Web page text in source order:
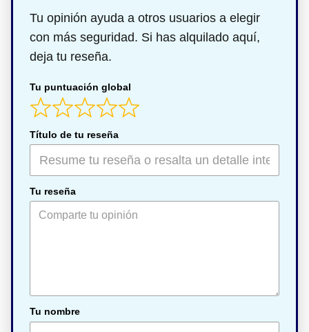
Tu opinión ayuda a otros usuarios a elegir
con más seguridad. Si has alquilado aquí,
deja tu reseña.
Tu puntuación global
Título de tu reseña
Tu reseña
Tu nombre